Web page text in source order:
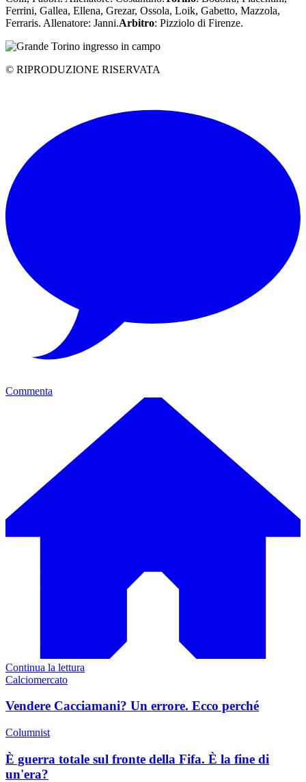
Ferrini, Gallea, Ellena, Grezar, Ossola, Loik, Gabetto, Mazzola,
Ferraris. Allenatore: Janni.Arbitro: Pizziolo di Firenze.
© RIPRODUZIONE RISERVATA
Commenta
Continua la lettura
Calciomercato
Vendere Cacciamani? Un errore. Ecco perché
Columnist
È guerra totale sul fronte della Fifa. È la fine di
un'era?